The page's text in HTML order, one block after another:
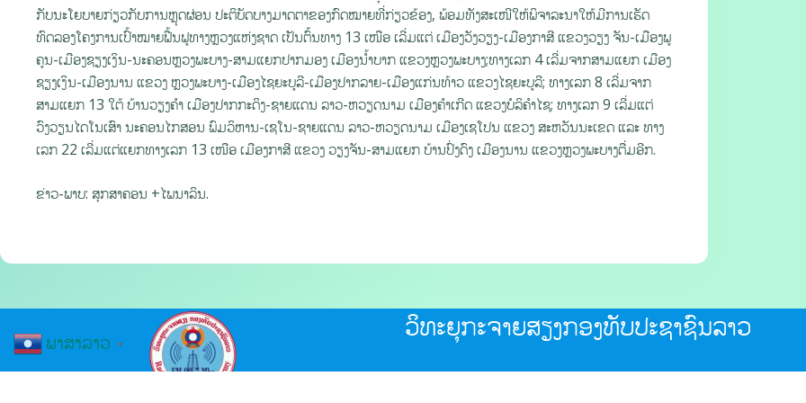
ກັບນະໂຍບາຍກ່ຽວກັບການຫຼຸດຜ່ອນ ປະຕິບັດບາງມາດຕາຂອງກົດໝາຍທີ່ກ່ຽວຂ້ອງ, ພ້ອມທັງສະເໜີໃຫ້ພິຈາລະນາໃຫ້ມີການເຮັດ
ທົດລອງໂຄງການເປົ້າໝາຍຟື້ນຟູທາງຫຼວງແຫ່ງຊາດ ເປັນຕົ້ນທາງ 13 ເໜືອ ເລີ່ມແຕ່ ເມືອງວັງວຽງ-ເມືອງກາສີ ແຂວງວຽງ ຈັນ-ເມືອງພູ
ຄູນ-ເມືອງຊຽງເງິນ-ນະຄອນຫຼວງພະບາງ-ສາມແຍກປາກມອງ ເມືອງນໍ້າບາກ ແຂວງຫຼວງພະບາງ;ທາງເລກ 4 ເລີ່ມຈາກສາມແຍກ ເມືອງ
ຊຽງເງິນ-ເມືອງນານ ແຂວງ ຫຼວງພະບາງ-ເມືອງໄຊຍະບູລີ-ເມືອງປາກລາຍ-ເມືອງແກ່ນທ້າວ ແຂວງໄຊຍະບູລີ; ທາງເລກ 8 ເລີ່ມຈາກ
ສາມແຍກ 13 ໃຕ້ ບ້ານວຽງຄໍາ ເມືອງປາກກະດິງ-ຊາຍແດນ ລາວ-ຫວຽດນາມ ເມືອງຄໍາເກີດ ແຂວງບໍລິຄໍາໄຊ; ທາງເລກ 9 ເລີ່ມແຕ່
ວົງວຽນໄດໂນເສົາ ນະຄອນໄກສອນ ພົມວິຫານ-ເຊໂນ-ຊາຍແດນ ລາວ-ຫວຽດນາມ ເມືອງເຊໂປນ ແຂວງ ສະຫວັນນະເຂດ ແລະ ທາງ
ເລກ 22 ເລີ່ມແຕ່ແຍກທາງເລກ 13 ເໜືອ ເມືອງກາສີ ແຂວງ ວຽງຈັນ-ສາມແຍກ ບ້ານປົ່ງດົງ ເມືອງນານ ແຂວງຫຼວງພະບາງຕື່ມອີກ.
ຂ່າວ-ພາບ: ສຸກສາຄອນ +ໄພນາລິນ.
ວິທະຍຸກະຈາຍສຽງກອງທັບປະຊາຊົນລາວ
ພາສາລາວ ▼